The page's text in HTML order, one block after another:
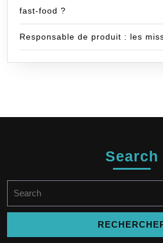
fast-food ?
Responsable de produit : les
Search
for: